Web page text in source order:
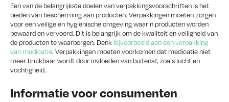
Een van de belangrijkste doelen van verpakkingsvoorschriften is het
bieden van bescherming aan producten. Verpakkingen moeten zorgen
voor een veilige en hygiënische omgeving waarin producten worden
bewaard en vervoerd. Dit is belangrijk om de kwaliteit en veiligheid van
de producten te waarborgen. Denk bijvoorbeeld aan een verpakking
van medicatie. Verpakkingen moeten voorkomen dat medicatie niet
meer bruikbaar wordt door invloeden van buitenaf, zoals lucht en
vochtigheid.
Informatie voor consumenten